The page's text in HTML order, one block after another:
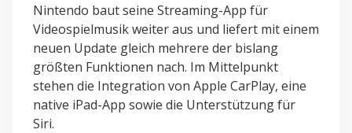
Nintendo baut seine Streaming-App für
Videospielmusik weiter aus und liefert mit einem
neuen Update gleich mehrere der bislang
größten Funktionen nach. Im Mittelpunkt
stehen die Integration von Apple CarPlay, eine
native iPad-App sowie die Unterstützung für
Siri.